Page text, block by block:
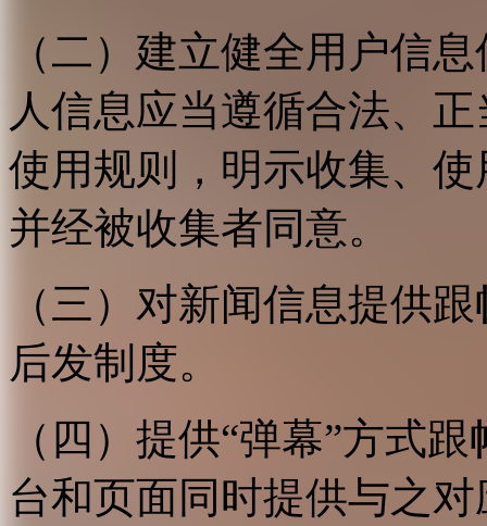
（二）建立健全用户信
人信息应当遵循合法、
使用规则，明示收集、
并经被收集者同意。
（三）对新闻信息提供
后发制度。
（四）提供“弹幕”方式
台和页面同时提供与之